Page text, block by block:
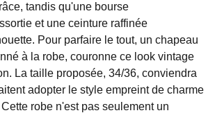
tandis qu'une bourse
et une ceinture raffinée
Pour parfaire le tout, un chapeau
à la robe, couronne ce look vintage
La taille proposée, 34/36, conviendra
adopter le style empreint de charme
robe n'est pas seulement un